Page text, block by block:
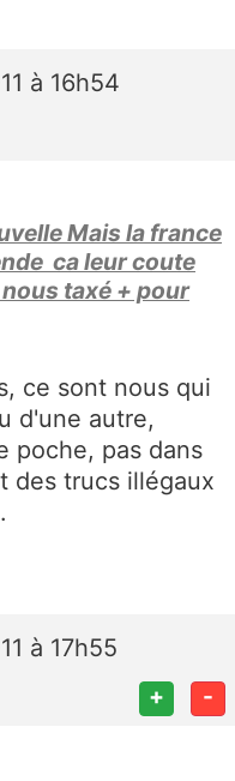
à 16h54
Mais la france
ca leur coute
taxé + pour
ce sont nous qui
d'une autre,
poche, pas dans
des trucs illégaux
à 17h55
+ -